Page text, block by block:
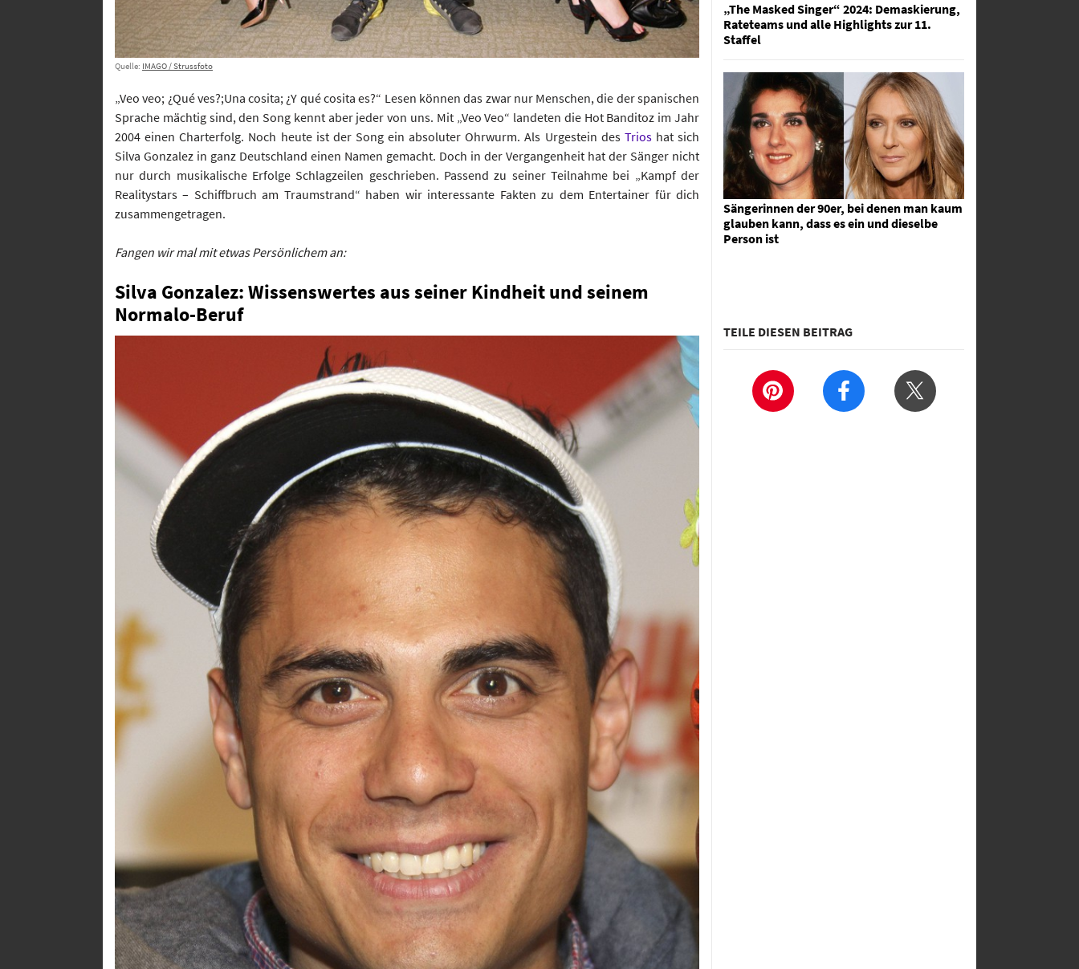
Quelle: IMAGO / Strussfoto
„Veo veo; ¿Qué ves?;Una cosita; ¿Y qué cosita es?“ Lesen können das zwar nur Menschen, die der spanischen
Sprache mächtig sind, den Song kennt aber jeder von uns. Mit „Veo Veo“ landeten die Hot Banditoz im Jahr
2004 einen Charterfolg. Noch heute ist der Song ein absoluter Ohrwurm. Als Urgestein des Trioshat sich
Silva Gonzalez in ganz Deutschland einen Namen gemacht. Doch in der Vergangenheit hat der Sänger nicht
nur durch musikalische Erfolge Schlagzeilen geschrieben. Passend zu seiner Teilnahme bei „Kampf der
Realitystars – Schiffbruch am Traumstrand“ haben wir interessante Fakten zu dem Entertainer für dich
zusammengetragen.
Fangen wir mal mit etwas Persönlichem an:
Silva Gonzalez: Wissenswertes aus seiner Kindheit und seinem
Normalo-Beruf
„The Masked Singer“ 2024: Demaskierung,
Rateteams und alle Highlights zur 11.
Staffel
Sängerinnen der 90er, bei denen man kaum
glauben kann, dass es ein und dieselbe
Person ist
TEILE DIESEN BEITRAG